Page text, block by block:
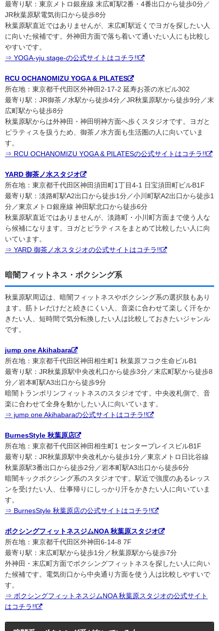
最寄り駅：東京メトロ銀座線 末広町駅2番・4番出口から徒歩0分／
JR秋葉原駅電気街口から徒歩8分
秋葉原駅直近ではありませんが、末広町駅近くでヨガを探したい人
に向いた候補です。外神田方面で落ち着いて通いたい人にも比較し
やすいです。
⇒ YOGA-yju stage-の公式サイトはコチラ!!
RCU OCHANOMIZU YOGA & PILATES
所在地：東京都千代田区外神田2-17-2 延寿お茶の水ビル302
最寄り駅：JR御茶ノ水駅から徒歩4分／JR秋葉原駅から徒歩9分／末
広町駅から徒歩8分
秋葉原駅からは外神田・神田明神方面へ歩くスタジオです。ヨガと
ピラティスを扱うため、御茶ノ水方面も生活圏の人に向いていま
す。
⇒ RCU OCHANOMIZU YOGA & PILATESの公式サイトはコチラ!!
YARD 御茶ノ水スタジオ
所在地：東京都千代田区神田須田町1丁目4-1 日宝須田町ビルB1F
最寄り駅：淡路町駅A2出口から徒歩1分／小川町駅A2出口から徒歩1
分／東京メトロ銀座線 神田駅北口から徒歩6分
秋葉原駅直近ではありませんが、淡路町・小川町方面まで使う人な
ら候補になります。ヨガとピラティスをまとめて比較したい人に向
いています。
⇒ YARD 御茶ノ水スタジオの公式サイトはコチラ!!
暗闇フィットネス・ボクシング系
秋葉原駅周辺は、暗闇フィットネスやボクシング系の選択肢もあり
ます。筋トレだけだと続きにくい人、音楽に合わせて楽しく汗をか
きたい人、短時間で気分転換したい人は比較しておきたいジャンル
です。
jump one Akihabara
所在地：東京都千代田区神田相生町1 秋葉原フコク生命ビルB1
最寄り駅：JR秋葉原駅中央改札口から徒歩3分／末広町駅から徒歩8
分／岩本町駅A3出口から徒歩9分
暗闇トランポリンフィットネスのスタジオです。中央改札側で、音
楽に合わせて全身を動かしたい人に向いています。
⇒ jump one Akihabaraの公式サイトはコチラ!!
BurnesStyle 秋葉原店
所在地：東京都千代田区神田相生町1 センタープレイスビルB1F
最寄り駅：JR秋葉原駅中央改札から徒歩1分／東京メトロ日比谷線
秋葉原駅3番出口から徒歩2分／岩本町駅A3出口から徒歩6分
暗闇キックボクシング系のスタジオです。駅近で強度のあるレッス
ンを受けたい人、仕事帰りにしっかり汗をかきたい人に向いていま
す。
⇒ BurnesStyle 秋葉原店の公式サイトはコチラ!!
ボクシングフィットネスジムNOA 秋葉原スタジオ
所在地：東京都千代田区外神田6-14-8 7F
最寄り駅：末広町駅から徒歩1分／秋葉原駅から徒歩7分
外神田・末広町方面でボクシングフィットネスを探したい人に向い
た候補です。電気街口から中央通り方面を使う人は比較しやすいで
す。
⇒ ボクシングフィットネスジムNOA 秋葉原スタジオの公式サイト
はコチラ!!